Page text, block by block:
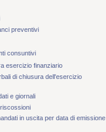
preventivi
consuntivi
esercizio finanziario
di chiusura dell'esercizio
e giornali
in uscita per data di emissione